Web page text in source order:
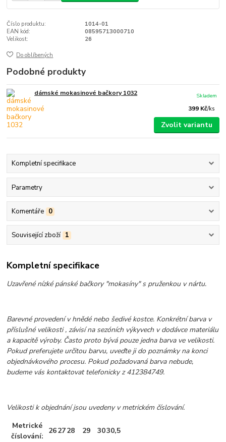
Číslo produktu:
1014-01
EAN kód:
08595713000710
Velikost:
26
Do oblíbených
Podobné produkty
dámské mokasinové bačkory 1032
399 Kč/ks
Skladem
Zvolit variantu
Kompletní specifikace
Parametry
Komentáře 0
Související zboží 1
Kompletní specifikace
Uzavřené nízké pánské bačkory "mokasíny" s pruženkou v nártu.
Barevné provedení v hnědé nebo šedivé kostce. Konkrétní barva v
příslušné velikosti , závisí na sezóních výkyvech v dodávce materiálu
a kapacitě výroby. Často proto bývá pouze jedna barva ve velikosti.
Pokud preferujete určitou barvu, uveďte ji do poznámky na konci
objednávkového procesu. Pokud požadovaná barva nebude,
budeme vás kontaktovat telefonicky z 412384749.
Velikosti k objednání jsou uvedeny v metrickém číslování.
Metrické
číslování:
262728 29 3030,5